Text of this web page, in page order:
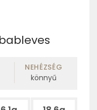
NEHÉZSÉG
könnyű